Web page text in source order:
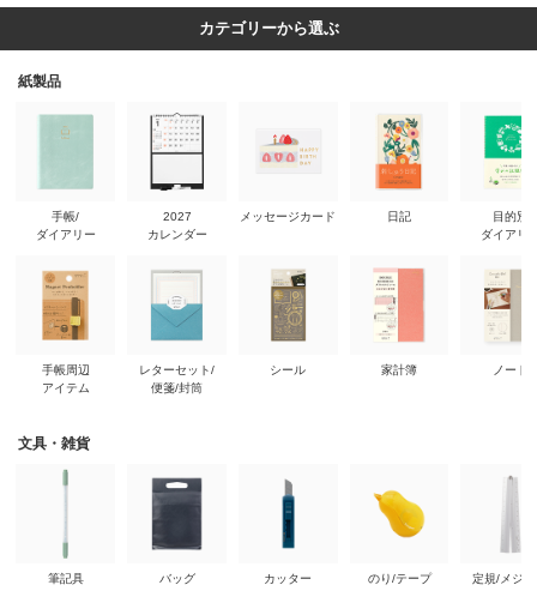
カテゴリーから選ぶ
紙製品
手帳/
ダイアリー
手帳周辺
アイテム
2027
カレンダー
レターセット/
便箋/封筒
メッセージカード
シール
日記
家計簿
目的別
ダイアリ
ノート
文具・雑貨
筆記具 バッグ カッター のり/テープ 定規/メジ